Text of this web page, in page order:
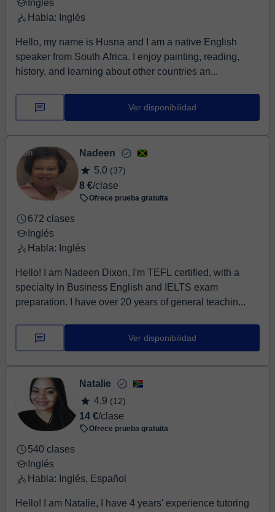
Inglés
Habla: Inglés
Hello, my name is Husna and I am a native English
speaker from South Africa. I enjoy painting, reading,
history, and learning about other countries an...
Ver disponibilidad
Nadeen
5,0 (37)
8 €/clase
Ofrece prueba gratuita
672 clases
Inglés
Habla: Inglés
Hello! I am Nadeen Dixon, I'm TEFL certified, with a
specialty in Business English and IELTS exam
preparation. I have over 20 years of general teachin...
Ver disponibilidad
Natalie
4,9 (12)
14 €/clase
Ofrece prueba gratuita
540 clases
Inglés
Habla: Inglés, Español
Hello! I am Natalie, I have 4 years' experience tutoring